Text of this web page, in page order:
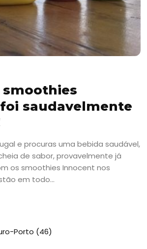
smoothies
saudavelmente
e procuras uma bebida saudável,
de sabor, provavelmente já
os smoothies Innocent nos
em todo...